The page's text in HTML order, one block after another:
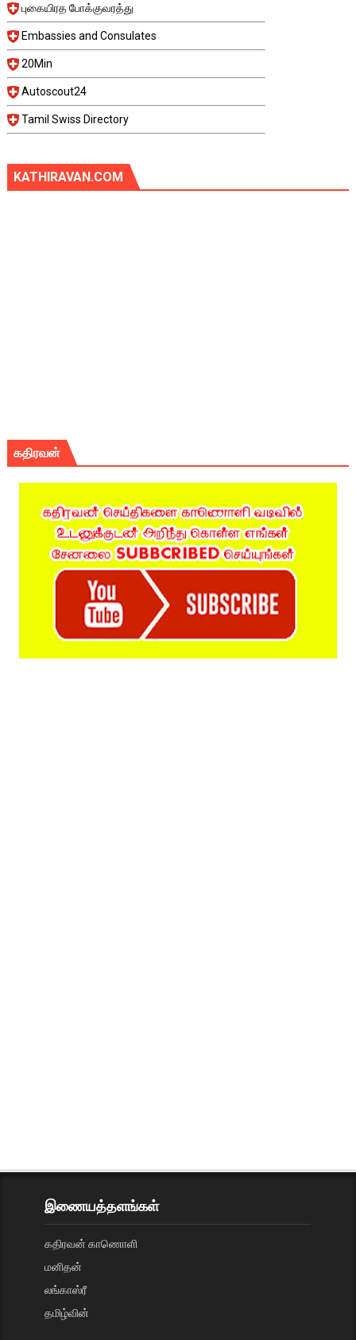
புகையிரத போக்குவரத்து
Embassies and Consulates
20Min
Autoscout24
Tamil Swiss Directory
KATHIRAVAN.COM
கதிரவன்
இணையத்தளங்கள்
கதிரவன் காணொளி
மனிதன்
லங்காஸ்ரீ
தமிழ்வின்